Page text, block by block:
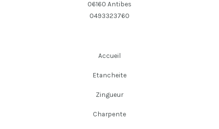
06160 Antibes
0493323760
Accueil
Etancheite
Zingueur
Charpente